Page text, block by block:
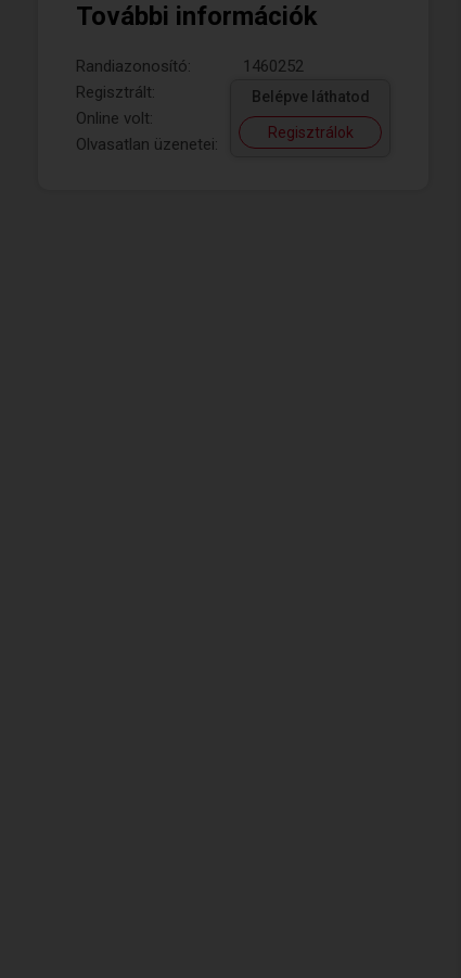
További információk
Randiazonosító:
1460252
Regisztrált:
Online volt:
Olvasatlan üzenetei:
Belépve láthatod
Regisztrálok